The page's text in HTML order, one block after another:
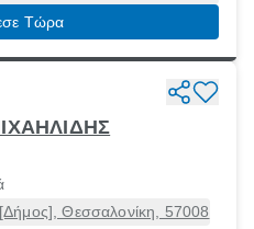
54622
Τώρα
Θεσσαλονίκη, 57008